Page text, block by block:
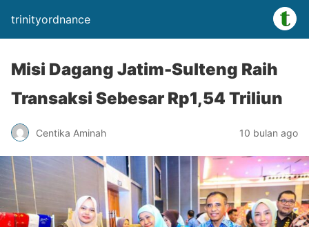
trinityordnance
Misi Dagang Jatim-Sulteng Raih
Transaksi Sebesar Rp1,54 Triliun
Centika Aminah 10 bulan ago